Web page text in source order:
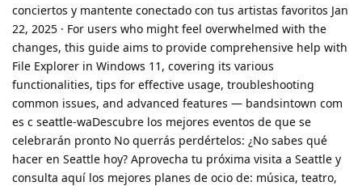
conciertos y mantente conectado con tus artistas favoritos Jan
22, 2025 · For users who might feel overwhelmed with the
changes, this guide aims to provide comprehensive help with
File Explorer in Windows 11, covering its various
functionalities, tips for effective usage, troubleshooting
common issues, and advanced features — bandsintown com
es c seattle-waDescubre los mejores eventos de que se
celebrarán pronto No querrás perdértelos: ¿No sabes qué
hacer en Seattle hoy? Aprovecha tu próxima visita a Seattle y
consulta aquí los mejores planes de ocio de: música, teatro,